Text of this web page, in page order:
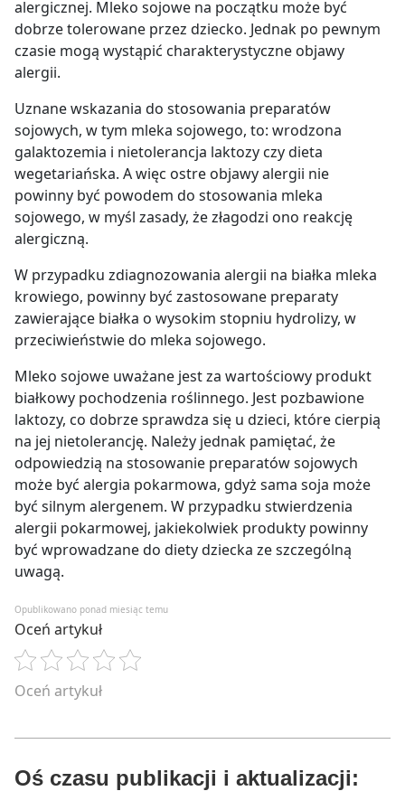
alergicznej. Mleko sojowe na początku może być
dobrze tolerowane przez dziecko. Jednak po pewnym
czasie mogą wystąpić charakterystyczne objawy
alergii.
Uznane wskazania do stosowania preparatów
sojowych, w tym mleka sojowego, to: wrodzona
galaktozemia i nietolerancja laktozy czy dieta
wegetariańska. A więc ostre objawy alergii nie
powinny być powodem do stosowania mleka
sojowego, w myśl zasady, że złagodzi ono reakcję
alergiczną.
W przypadku zdiagnozowania alergii na białka mleka
krowiego, powinny być zastosowane preparaty
zawierające białka o wysokim stopniu hydrolizy, w
przeciwieństwie do mleka sojowego.
Mleko sojowe uważane jest za wartościowy produkt
białkowy pochodzenia roślinnego. Jest pozbawione
laktozy, co dobrze sprawdza się u dzieci, które cierpią
na jej nietolerancję. Należy jednak pamiętać, że
odpowiedzią na stosowanie preparatów sojowych
może być alergia pokarmowa, gdyż sama soja może
być silnym alergenem. W przypadku stwierdzenia
alergii pokarmowej, jakiekolwiek produkty powinny
być wprowadzane do diety dziecka ze szczególną
uwagą.
Opublikowano ponad miesiąc temu
Oceń artykuł
Oceń artykuł
Oś czasu publikacji i aktualizacji: